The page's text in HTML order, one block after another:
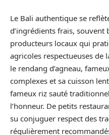
Le Bali authentique se
d’ingrédients frais, souvent
producteurs locaux qui
agricoles respectueuses de
le rendang d’agneau,
complexes et sa cuisson
fameux riz sauté
l’honneur. De petits
su conjuguer respect des
régulièrement